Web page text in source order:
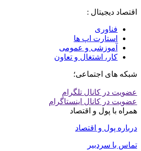
اقتصاد دیجیتال :
فناوری
استارت اپ ها
آموزشی و عمومی
کار، اشتغال و تعاون
شبکه های اجتماعی؛
عضویت در کانال تلگرام
عضویت در کانال اینستاگرام
همراه با پول و اقتصاد
درباره پول و اقتصاد
تماس با سردبیر